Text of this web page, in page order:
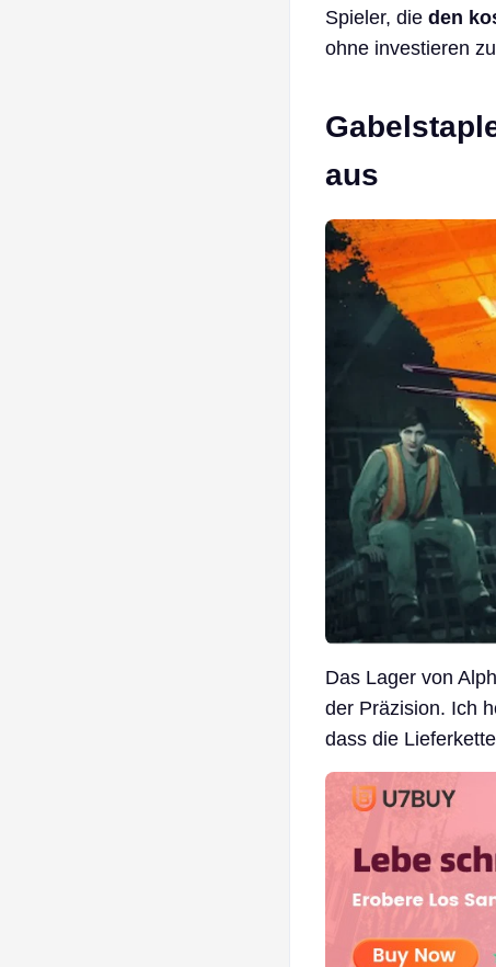
Spieler, die den
ohne investieren
aus
Das Lager von
der Präzision. Ich
dass die